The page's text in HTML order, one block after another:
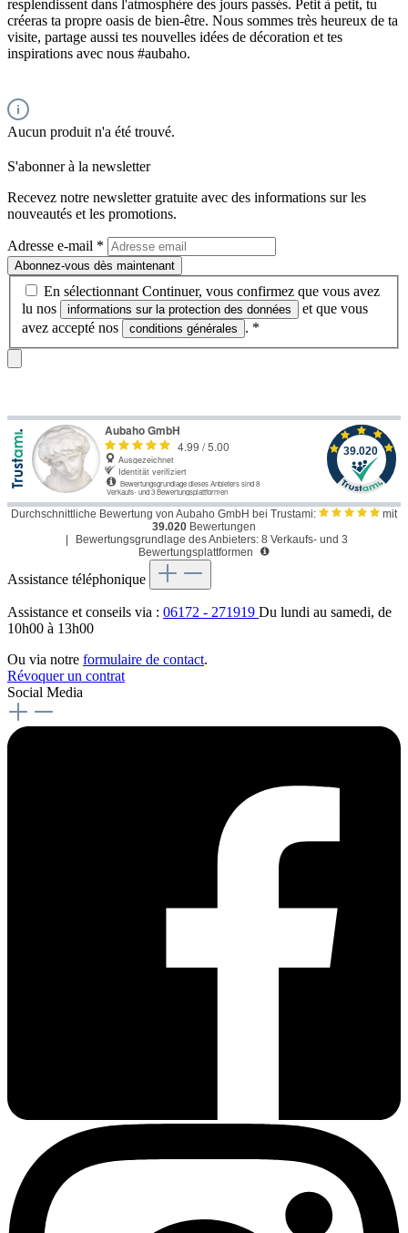
resplendissent dans l'atmosphère des jours passés. Petit à petit, tu
créeras ta propre oasis de bien-être. Nous sommes très heureux de ta
visite, partage aussi tes nouvelles idées de décoration et tes
inspirations avec nous #aubaho.
Aucun produit n'a été trouvé.
S'abonner à la newsletter
Recevez notre newsletter gratuite avec des informations sur les
nouveautés et les promotions.
Adresse e-mail *
Abonnez-vous dès maintenant
En sélectionnant Continuer, vous confirmez que vous avez
lu nos
informations sur la protection des données
et que vous
avez accepté nos
conditions générales . *
Durchschnittliche Bewertung von Aubaho GmbH bei Trustami:
mit
39.020 Bewertungen
Bewertungsgrundlage des Anbieters: 8 Verkaufs- und 3
Bewertungsplattformen
Assistance téléphonique
Assistance et conseils via : 06172 - 271919 Du lundi au samedi, de
10h00 à 13h00
Ou via notre formulaire de contact.
Révoquer un contrat
Social Media